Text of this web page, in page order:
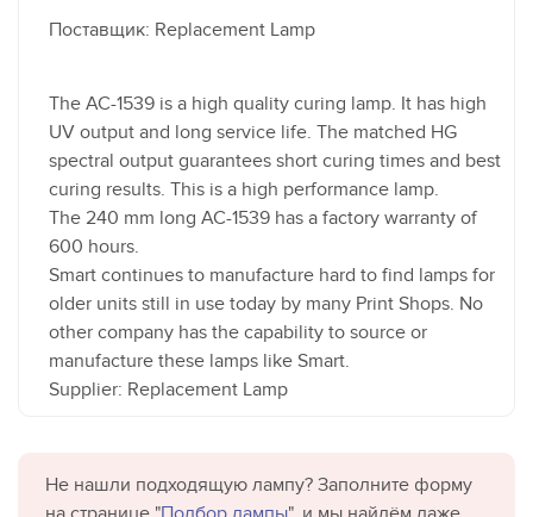
Поставщик: Replacement Lamp
The AC-1539 is a high quality curing lamp. It has high
UV output and long service life. The matched HG
spectral output guarantees short curing times and best
curing results. This is a high performance lamp.
The 240 mm long AC-1539 has a factory warranty of
600 hours.
Smart continues to manufacture hard to find lamps for
older units still in use today by many Print Shops. No
other company has the capability to source or
manufacture these lamps like Smart.
Supplier: Replacement Lamp
Не нашли подходящую лампу? Заполните форму